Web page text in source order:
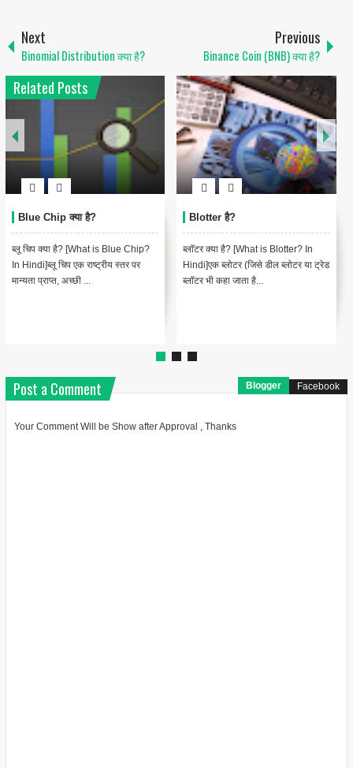
Next
Binomial Distribution क्या है?
Previous
Binance Coin (BNB) क्या है?
Related Posts
Blue Chip क्या है?
ब्लू चिप क्या है? [What is Blue Chip?
In Hindi]ब्लू चिप एक राष्ट्रीय स्तर पर
मान्यता प्राप्त, अच्छी ...
Blotter है?
ब्लॉटर क्या है? [What is Blotter? In
Hindi]एक ब्लोटर (जिसे डील ब्लोटर या ट्रेड
ब्लॉटर भी कहा जाता है...
Post a Comment Blogger Facebook
Your Comment Will be Show after Approval , Thanks